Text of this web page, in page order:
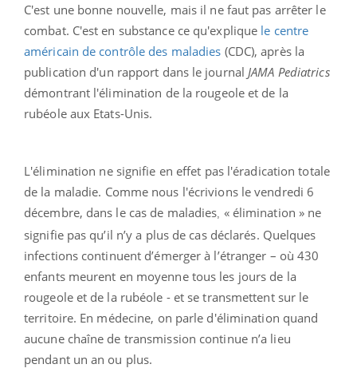
C'est une bonne nouvelle, mais il ne faut pas arrêter le
combat. C'est en substance ce qu'explique le centre
américain de contrôle des maladies (CDC), après la
publication d'un rapport dans le journal JAMA Pediatrics
démontrant l'élimination de la rougeole et de la
rubéole aux Etats-Unis.
L'élimination ne signifie en effet pas l'éradication totale
de la maladie. Comme nous l'écrivions le vendredi 6
décembre, dans le cas de maladies « élimination » ne
signifie pas qu’il n’y a plus de cas déclarés. Quelques
infections continuent d’émerger à l’étranger – où 430
enfants meurent en moyenne tous les jours de la
rougeole et de la rubéole - et se transmettent sur le
territoire. En médecine, on parle d'élimination quand
aucune chaîne de transmission continue n’a lieu
pendant un an ou plus.